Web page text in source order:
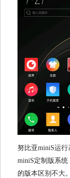
努比亚miniS运
miniS定制版系
的版本区别不大